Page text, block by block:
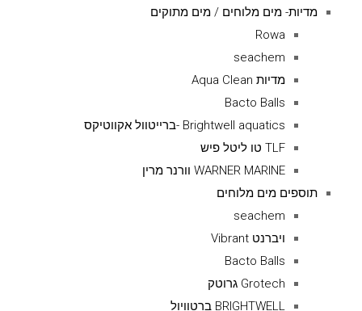
מדיות- מים מלוחים / מים מתוקים
Rowa
seachem
מדיות Aqua Clean
Bacto Balls
Brightwell aquatics -ברייטוול אקווטיקס
TLF טו ליטל פיש
WARNER MARINE וורנר מרין
תוספים מים מלוחים
seachem
ויברנט Vibrant
Bacto Balls
Grotech גרוטק
BRIGHTWELL ברטוויול